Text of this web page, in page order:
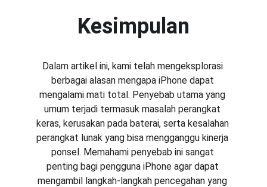
Kesimpulan
Dalam artikel ini, kami telah mengeksplorasi
berbagai alasan mengapa iPhone dapat
mengalami mati total. Penyebab utama yang
umum terjadi termasuk masalah perangkat
keras, kerusakan pada baterai, serta kesalahan
perangkat lunak yang bisa mengganggu kinerja
ponsel. Memahami penyebab ini sangat
penting bagi pengguna iPhone agar dapat
mengambil langkah-langkah pencegahan yang